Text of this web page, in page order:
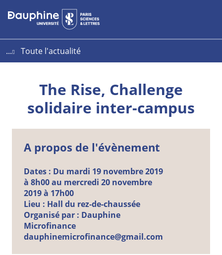
Aller
au
Aller
au
Plan
du
...
Toute l'actualité
The Rise, Challenge
solidaire inter-campus
A propos de l'évènement
Dates : Du mardi 19 novembre 2019
à 8h00 au mercredi 20 novembre
2019 à 17h00
Lieu : Hall du rez-de-chaussée
Organisé par : Dauphine
Microfinance
dauphinemicrofinance@gmail.com